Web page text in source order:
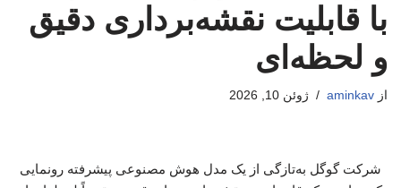
با قابلیت نقشه‌برداری دقیق
و لحظه‌ای
از aminkav ژوئن 10, 2026
شرکت گوگل به‌تازگی از یک مدل هوش مصنوعی پیشرفته رونمایی